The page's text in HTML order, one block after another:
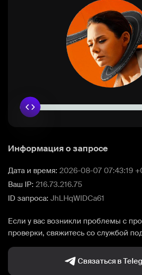
Информация о запросе
Дата и время: 2026-08-07 07:43:19
Ваш IP: 216.73.216.75
ID запроса: JhLHqWIDCa61
Если у вас возникли проблемы с
проверки, свяжитесь со службой
Связаться в